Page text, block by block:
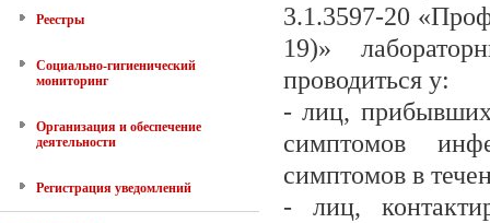
Реестры
Социально-гигиенический
мониторинг
Организация и обеспечение
деятельности
Регистрация уведомлений
3.1.3597-20
19)»
проводиться у:
- лиц,
симптомов
симптомов в
- лиц,